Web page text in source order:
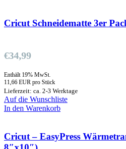
Cricut Schneidematte 3er
€34,99
Enthält 19% MwSt.
11,66 EUR pro Stück
Lieferzeit: ca. 2-3 Werktage
Auf die Wunschliste
In den Warenkorb
Cricut – EasyPress